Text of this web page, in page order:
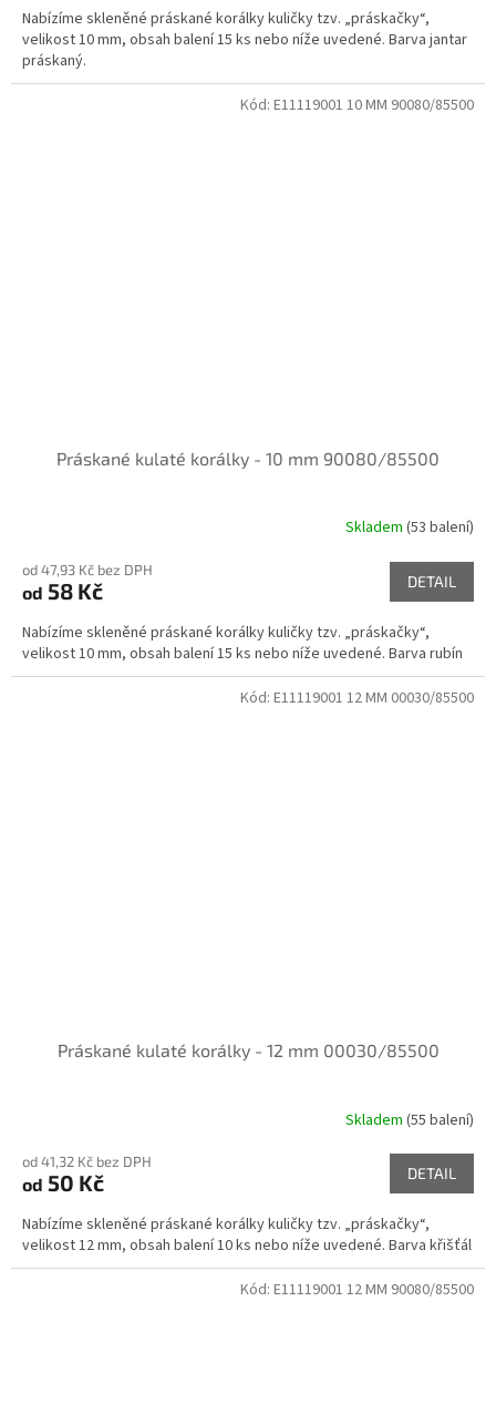
Nabízíme skleněné práskané korálky kuličky tzv. „práskačky“,
velikost 10 mm, obsah balení 15 ks nebo níže uvedené. Barva jantar
práskaný.
Práskané kulaté korálky - 10 mm 90080/85500
Skladem (53 balení)
od 47,93 Kč bez DPH
od 58 Kč DETAIL
Nabízíme skleněné práskané korálky kuličky tzv. „práskačky“,
velikost 10 mm, obsah balení 15 ks nebo níže uvedené. Barva rubín
Kód: E11119001 10 MM 90080/85500
Práskané kulaté korálky - 12 mm 00030/85500
Skladem (55 balení)
od 41,32 Kč bez DPH
od 50 Kč DETAIL
Nabízíme skleněné práskané korálky kuličky tzv. „práskačky“,
velikost 12 mm, obsah balení 10 ks nebo níže uvedené. Barva křišťál
Kód: E11119001 12 MM 00030/85500
Kód: E11119001 12 MM 90080/85500